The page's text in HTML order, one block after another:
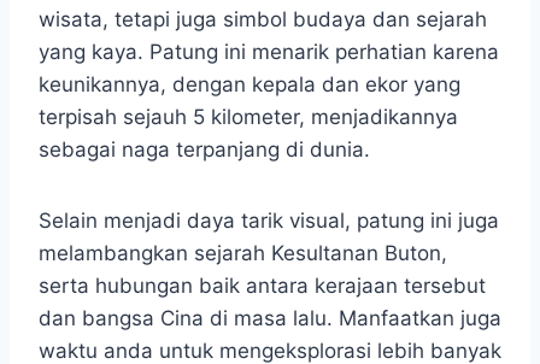
wisata, tetapi juga simbol budaya dan sejarah
yang kaya. Patung ini menarik perhatian karena
keunikannya, dengan kepala dan ekor yang
terpisah sejauh 5 kilometer, menjadikannya
sebagai naga terpanjang di dunia.
Selain menjadi daya tarik visual, patung ini juga
melambangkan sejarah Kesultanan Buton,
serta hubungan baik antara kerajaan tersebut
dan bangsa Cina di masa lalu. Manfaatkan juga
waktu anda untuk mengeksplorasi lebih banyak